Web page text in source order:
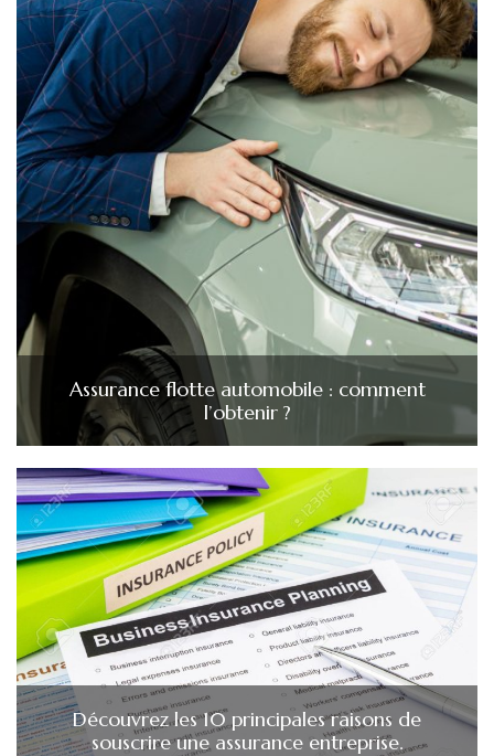
Assurance flotte automobile : comment
l’obtenir ?
Découvrez les 10 principales raisons de
souscrire une assurance entreprise.